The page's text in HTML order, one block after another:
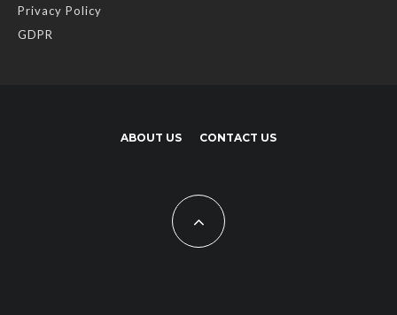
Privacy Policy
GDPR
ABOUT US CONTACT US